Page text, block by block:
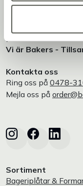
Bakers är en
Vi är Bakers -
Kontakta oss
Ring oss på 0478-
Mejla oss på
Sortiment
Bageriplåtar &